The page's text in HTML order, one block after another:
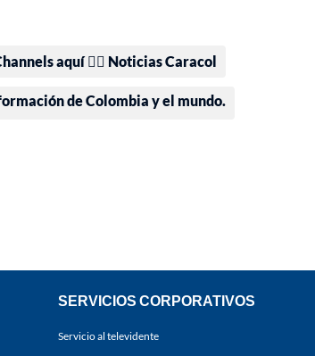
aquí 👉🏻 Noticias Caracol
de Colombia y el mundo.
SERVICIOS CORPORATIVOS
Servicio al televidente